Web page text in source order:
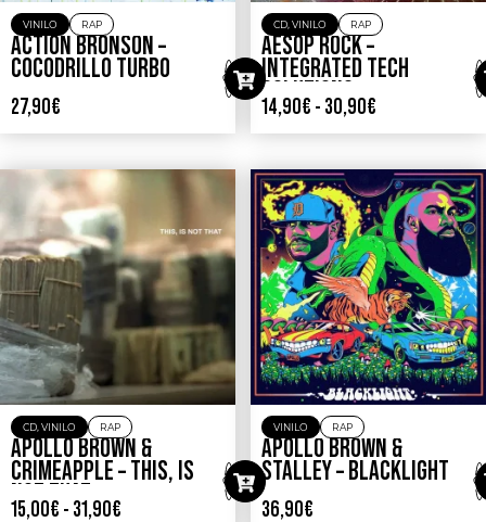
VINILO RAP
ACTION BRONSON –
COCODRILLO TURBO
27,90€
CD, VINILO RAP
AESOP ROCK –
INTEGRATED TECH
SOLUTIONS
14,90€ - 30,90€
CD, VINILO RAP
APOLLO BROWN &
CRIMEAPPLE – THIS, IS
NOT THAT
15,00€ - 31,90€
VINILO RAP
APOLLO BROWN &
STALLEY – BLACKLIGHT
36,90€